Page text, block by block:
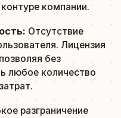
компании.
Отсутствие
Лицензия
без
любое количество
разграничение